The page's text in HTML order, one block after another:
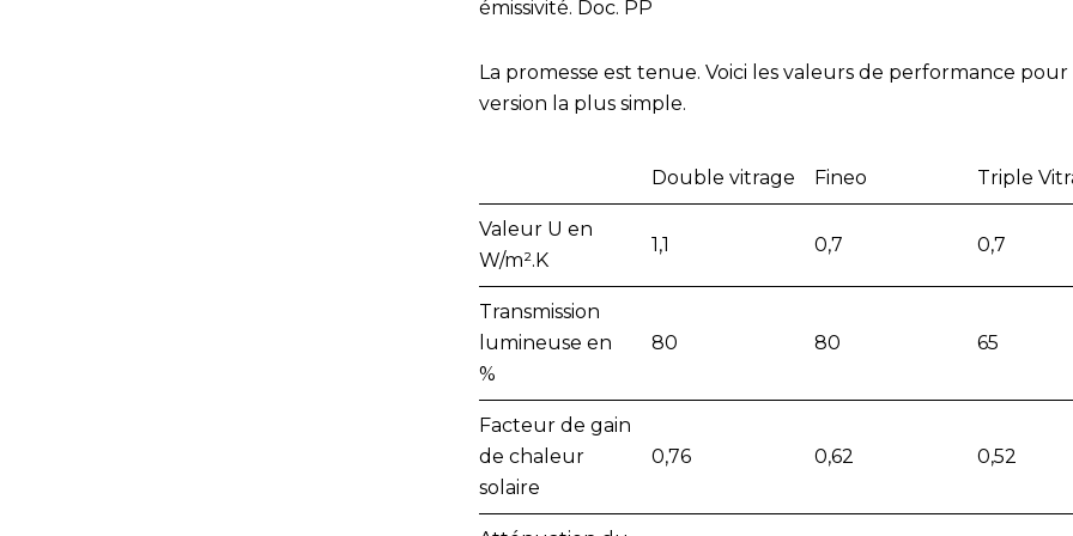
émissivité. Doc. PP
La promesse est tenue. Voici les valeurs de performance pour
version la plus simple.
Double vitrage Fineo Triple
Valeur U en
W/m².K
1,1 0,7 0,7
Transmission
lumineuse en
%
80 80 65
Facteur de gain
de chaleur
solaire
0,76 0,62 0,52